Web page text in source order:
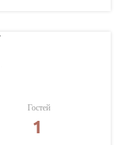
Гостей
1